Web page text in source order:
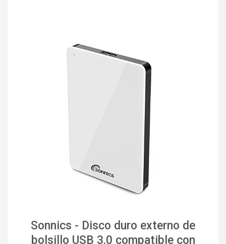
Sonnics - Disco duro externo de
bolsillo USB 3.0 compatible con